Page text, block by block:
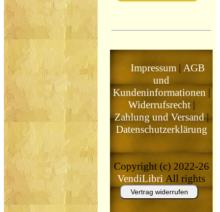
Impressum| AGB
und
Kundeninformationen |
Widerrufsrecht|
Zahlung und Versand|
Datenschutzerklärung
Copyright (c) 2022-26
VendiLibri All rights
reserved
Vertrag widerrufen